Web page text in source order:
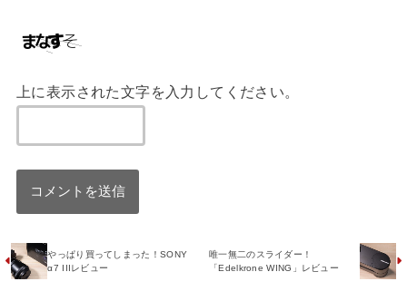
上に表示された文字を入力してください。
やっぱり買ってしまった！SONY
α7 IIIレビュー
唯一無二のスライダー！
「Edelkrone WING」レビュー